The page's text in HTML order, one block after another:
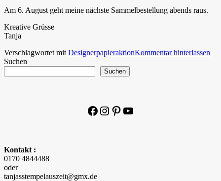
Am 6. August geht meine nächste Sammelbestellung abends raus.
Kreative Grüsse
Tanja
Verschlagwortet mit DesignerpapieraktionKommentar hinterlassen
Suchen
Suchen
Facebook
Instagram
Pinterest
YouTube
Kontakt :
0170 4844488
oder
tanjasstempelauszeit@gmx.de